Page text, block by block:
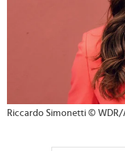
Riccardo Simonetti ©